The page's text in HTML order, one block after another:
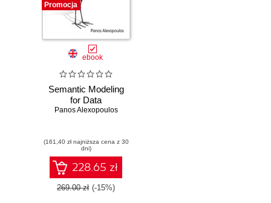
Promocja
ebook
Semantic Modeling
for Data
Panos Alexopoulos
(161,40 zł najniższa cena z 30
dni)
228.65 zł
269.00 zł (-15%)